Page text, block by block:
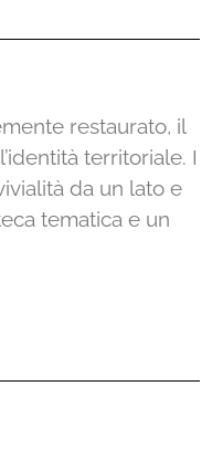
restaurato, il
territoriale. I
da un lato e
tematica e un